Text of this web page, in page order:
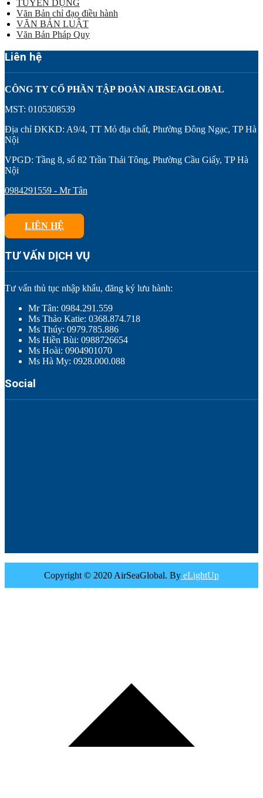
TUYỂN DỤNG
Văn Bản chỉ đạo điều hành
VĂN BẢN LUẬT
Văn Bản Pháp Quy
Liên hệ
CÔNG TY CỔ PHẦN TẬP ĐOÀN AIRSEAGLOBAL
MST: 0105308539
Địa chỉ ĐKKD: A9/4, TT Mỏ địa chất, Phường Đông Ngạc, TP Hà
Nội
VPGD: Tầng 8, số 82 Trần Thái Tông, Phường Cầu Giấy, TP Hà
Nội
0984291559 - Mr Tân
LIÊN HỆ
TƯ VẤN DỊCH VỤ
Tư vấn thủ tục nhập khẩu, đăng ký lưu hành:
Mr Tân: 0984.291.559
Ms Thảo Katie: 0368.874.718
Ms Thúy: 0979.785.886
Ms Hiền Bùi: 0988726654
Ms Hoài: 0904901070
Ms Hà My: 0928.000.088
Social
Copyright © 2020 AirSeaGlobal. By eLightUp